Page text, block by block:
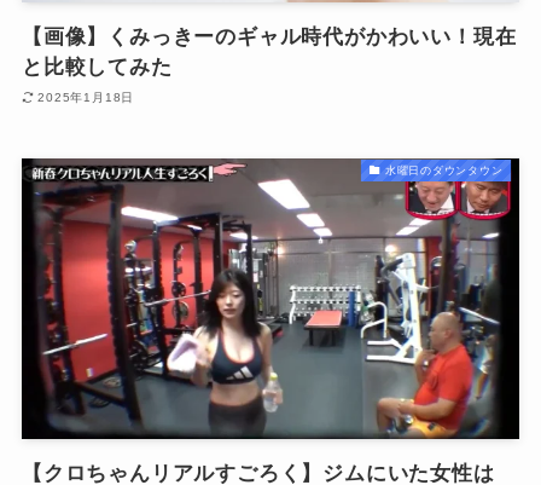
【画像】くみっきーのギャル時代がかわいい！現在
と比較してみた
2025年1月18日
水曜日のダウンタウン
【クロちゃんリアルすごろく】ジムにいた女性は